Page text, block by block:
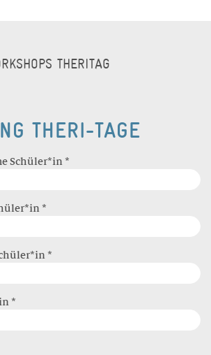
THERITAG
THERI-TAGE
Schüler*in *
*
*
*